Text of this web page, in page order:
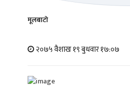
मूलबाटाे
२०७५ वैशाख १९ बुधवार १७:०७